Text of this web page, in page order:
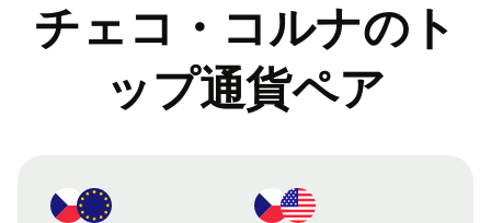
チェコ・コルナのト
ップ通貨ペア